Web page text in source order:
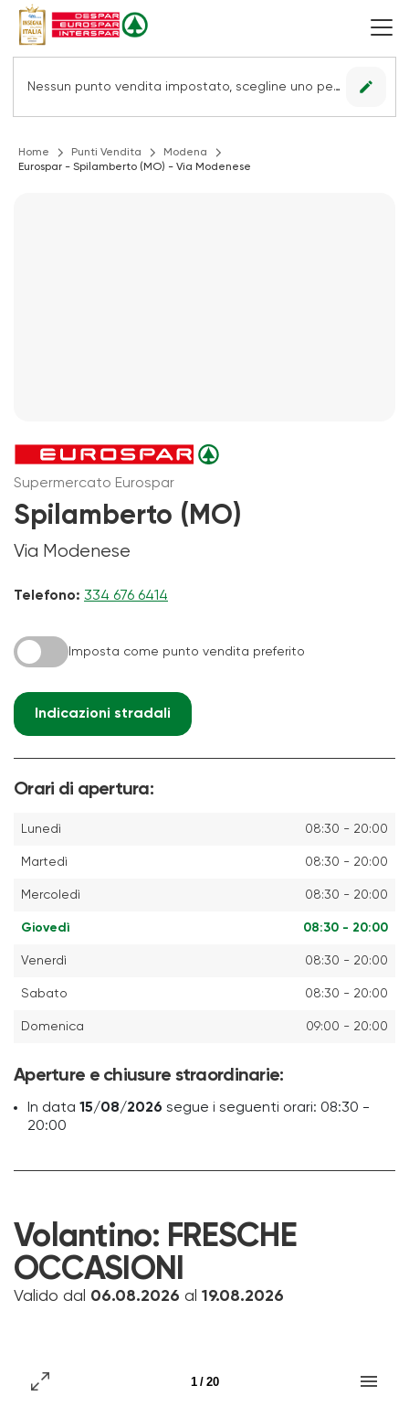
Nessun punto vendita impostato, scegline uno per vedere le offerte. edit
Home Punti Vendita
Modena
Eurospar - Spilamberto (MO) - Via Modenese
Supermercato Eurospar
Spilamberto (MO)
Via Modenese
Telefono: 334 676 6414
Imposta come punto vendita preferito
Indicazioni stradali
Orari di apertura:
Lunedì 08:30 - 20:00
Martedì 08:30 - 20:00
Mercoledì 08:30 - 20:00
Giovedì 08:30 - 20:00
Venerdì 08:30 - 20:00
Sabato 08:30 - 20:00
Domenica 09:00 - 20:00
Aperture e chiusure straordinarie:
In data 15/08/2026 segue i seguenti orari: 08:30 -
20:00
Volantino: FRESCHE
OCCASIONI
Valido dal 06.08.2026 al 19.08.2026